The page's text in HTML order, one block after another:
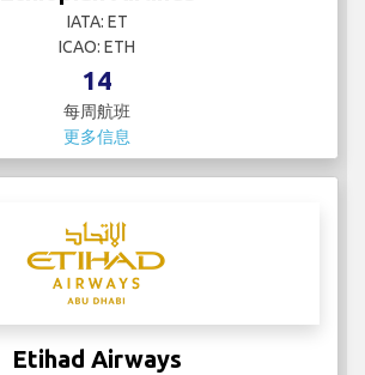
IATA: ET
ICAO: ETH
14
每周航班
更多信息
Etihad Airways